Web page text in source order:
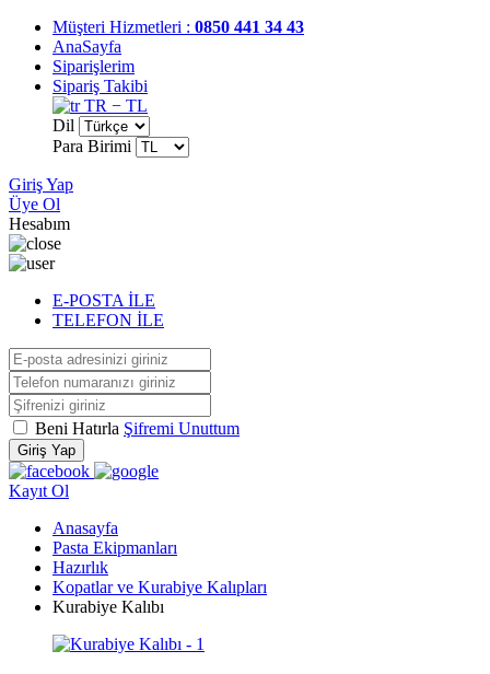
Müşteri Hizmetleri : 0850 441 34 43
AnaSayfa
Siparişlerim
Sipariş Takibi
TR − TL
Dil
Para Birimi
Giriş Yap
Üye Ol
Hesabım
E-POSTA İLE
TELEFON İLE
Beni Hatırla Şifremi Unuttum
Giriş Yap
Kayıt Ol
Anasayfa
Pasta Ekipmanları
Hazırlık
Kopatlar ve Kurabiye Kalıpları
Kurabiye Kalıbı